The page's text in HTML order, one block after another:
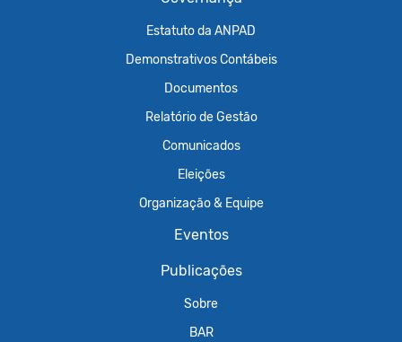
Estatuto da ANPAD
Demonstrativos Contábeis
Documentos
Relatório de Gestão
Comunicados
Eleições
Organização & Equipe
Eventos
Publicações
Sobre
BAR